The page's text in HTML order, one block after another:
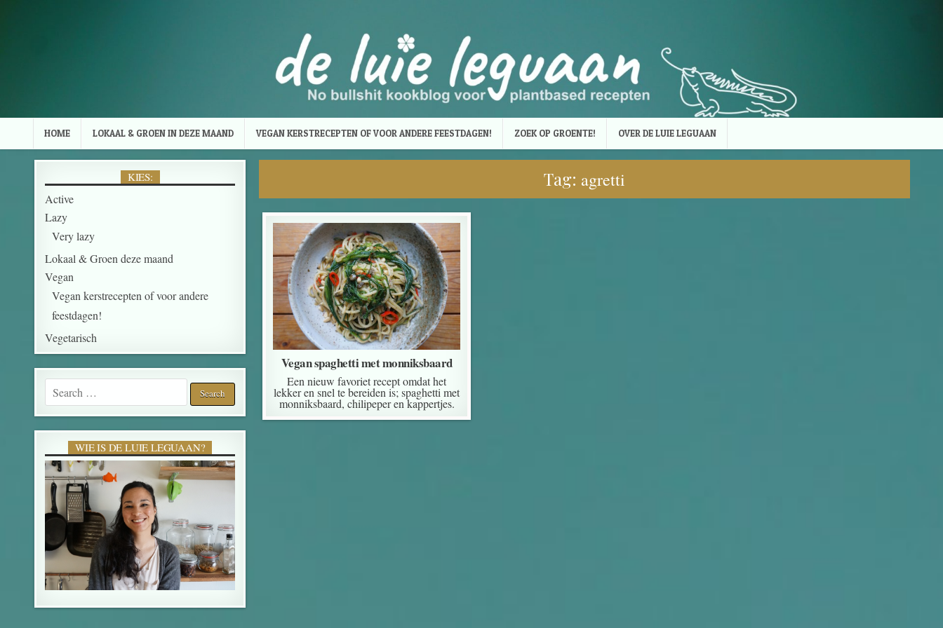
HOME LOKAAL & GROEN IN DEZE MAAND VEGAN KERSTRECEPTEN OF VOOR ANDERE FEESTDAGEN! ZOEK OP GROENTE! OVER DE LUIE LEGUAAN
Tag: agretti
Vegan spaghetti met monniksbaard
Een nieuw favoriet recept omdat het
lekker en snel te bereiden is; spaghetti met
monniksbaard, chilipeper en kappertjes.
KIES:
Active
Lazy
Very lazy
Lokaal & Groen deze maand
Vegan
Vegan kerstrecepten of voor andere
feestdagen!
Vegetarisch
Search for:
WIE IS DE LUIE LEGUAAN?